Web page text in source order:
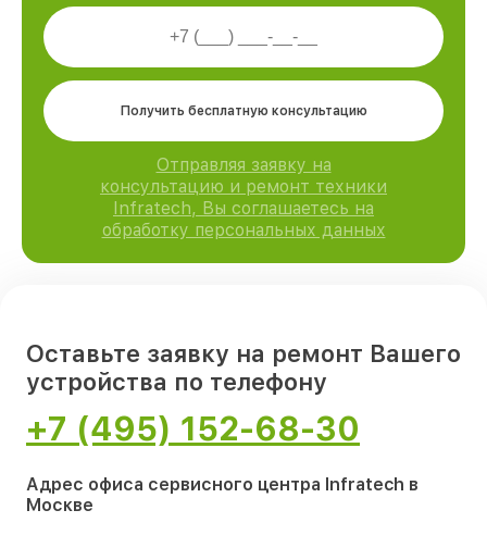
Получить бесплатную консультацию
Отправляя заявку на
консультацию и ремонт техники
Infratech, Вы соглашаетесь на
обработку персональных данных
Оставьте заявку на ремонт Вашего
устройства по телефону
+7 (495) 152-68-30
Адрес офиса сервисного центра Infratech в
Москве